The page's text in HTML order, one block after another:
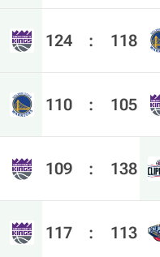
124 : 118
110 : 105
109 : 138
117 : 113